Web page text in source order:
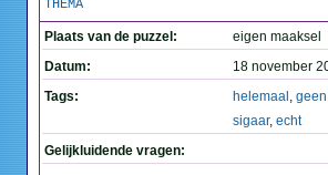
THEMA
Plaats van de puzzel:
eigen maaksel
Datum:
18 november
Tags:
helemaal , geen
sigaar, echt
Gelijkluidende vragen: